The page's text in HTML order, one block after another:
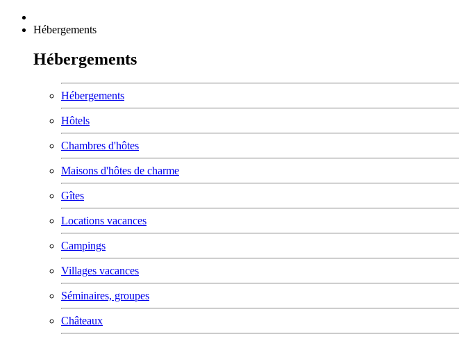
Hébergements
Hébergements
Hébergements
Hôtels
Chambres d'hôtes
Maisons d'hôtes de charme
Gîtes
Locations vacances
Campings
Villages vacances
Séminaires, groupes
Châteaux